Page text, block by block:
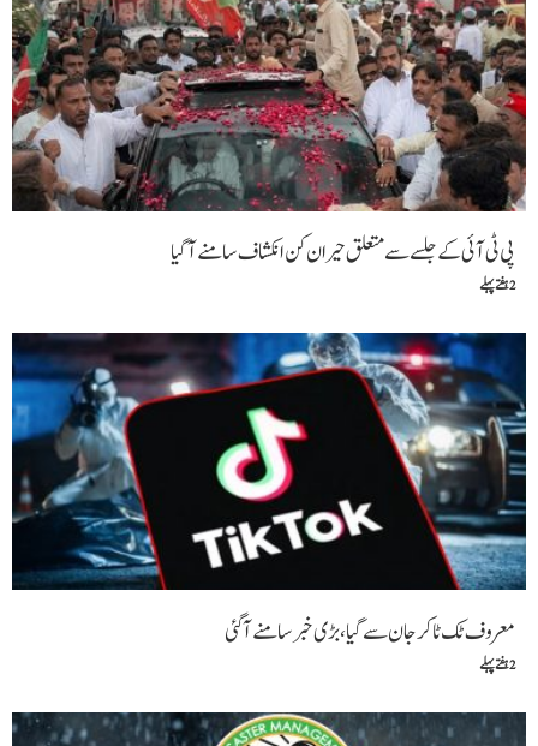
پی ٹی آئی کے جلسے سےمتعلق حیران کن انکشاف سامنے آگیا
2 ہفتے پہلے
معروف ٹک ٹاکر جان سے گیا،بڑی خبر سامنے آگئی
2 ہفتے پہلے